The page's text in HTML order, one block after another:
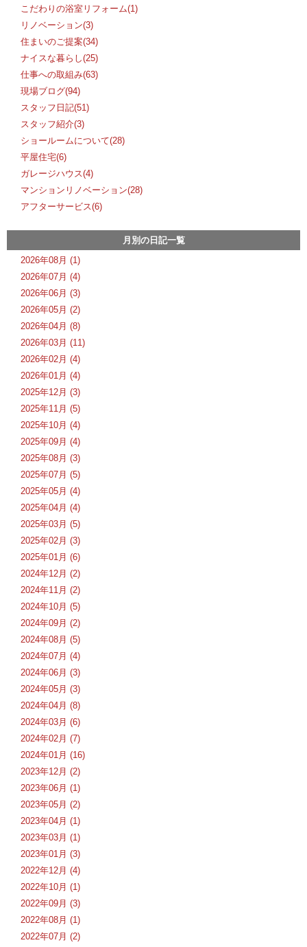
こだわりの浴室リフォーム(1)
リノベーション(3)
住まいのご提案(34)
ナイスな暮らし(25)
仕事への取組み(63)
現場ブログ(94)
スタッフ日記(51)
スタッフ紹介(3)
ショールームについて(28)
平屋住宅(6)
ガレージハウス(4)
マンションリノベーション(28)
アフターサービス(6)
月別の日記一覧
2026年08月 (1)
2026年07月 (4)
2026年06月 (3)
2026年05月 (2)
2026年04月 (8)
2026年03月 (11)
2026年02月 (4)
2026年01月 (4)
2025年12月 (3)
2025年11月 (5)
2025年10月 (4)
2025年09月 (4)
2025年08月 (3)
2025年07月 (5)
2025年05月 (4)
2025年04月 (4)
2025年03月 (5)
2025年02月 (3)
2025年01月 (6)
2024年12月 (2)
2024年11月 (2)
2024年10月 (5)
2024年09月 (2)
2024年08月 (5)
2024年07月 (4)
2024年06月 (3)
2024年05月 (3)
2024年04月 (8)
2024年03月 (6)
2024年02月 (7)
2024年01月 (16)
2023年12月 (2)
2023年06月 (1)
2023年05月 (2)
2023年04月 (1)
2023年03月 (1)
2023年01月 (3)
2022年12月 (4)
2022年10月 (1)
2022年09月 (3)
2022年08月 (1)
2022年07月 (2)